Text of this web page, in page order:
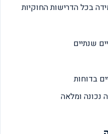
בכל הדרישות החוקיות
שנתיים
בדוחות
ומלאה